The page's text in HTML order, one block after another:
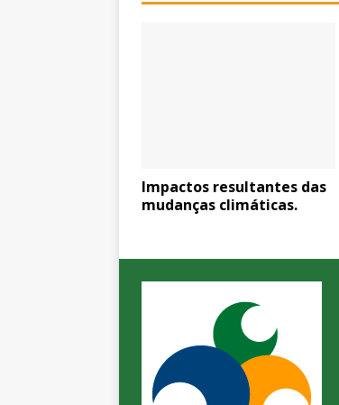
Impactos resultantes das
mudanças climáticas.